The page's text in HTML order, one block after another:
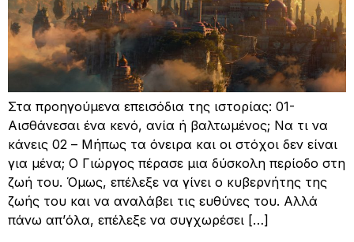
Στα προηγούμενα επεισόδια της ιστορίας: 01-
Αισθάνεσαι ένα κενό, ανία ή βαλτωμένος; Να τι να
κάνεις 02 – Μήπως τα όνειρα και οι στόχοι δεν είναι
για μένα; Ο Γιώργος πέρασε μια δύσκολη περίοδο στη
ζωή του. Όμως, επέλεξε να γίνει ο κυβερνήτης της
ζωής του και να αναλάβει τις ευθύνες του. Αλλά
πάνω απ’όλα, επέλεξε να συγχωρέσει […]